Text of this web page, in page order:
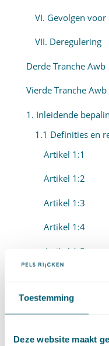
Toestemming
Deze website maakt
VI. Gevolgen
VII. Deregulering
Derde Tranche Awb
Vierde Tranche Awb
1. Inleidende
1.1 Definities en
Artikel 1:1
Artikel 1:2
Artikel 1:3
Artikel 1:4
Artikel 1:5
1.2 Uitvoering
Artikel 1:7